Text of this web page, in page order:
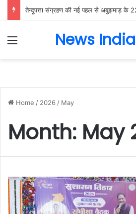
Menu News
Home / 2026 / May
Month: May